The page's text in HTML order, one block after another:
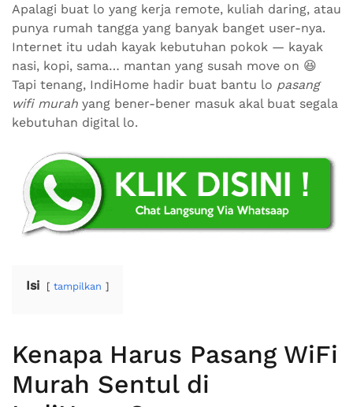
Apalagi buat lo yang kerja remote, kuliah daring, atau
punya rumah tangga yang banyak banget user-nya.
Internet itu udah kayak kebutuhan pokok — kayak
nasi, kopi, sama… mantan yang susah move on 😆
Tapi tenang, IndiHome hadir buat bantu lo pasang
wifi murah yang bener-bener masuk akal buat segala
kebutuhan digital lo.
Isi tampilkan
Kenapa Harus Pasang WiFi
Murah Sentul di